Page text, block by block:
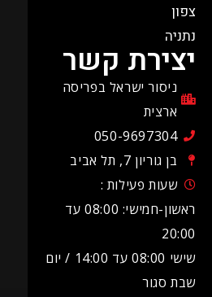
צפון
נתניה
יצירת קשר
ניסור ישראל בפריסה
ארצית
050-9697304
בן גוריון 7, תל אביב
שעות פעילות :
ראשון-חמישי: 08:00 עד
20:00
שישי 08:00 עד 14:00 / יום
שבת סגור